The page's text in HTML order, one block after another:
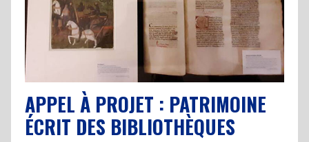
APPEL À PROJET : PATRIMOINE
ÉCRIT DES BIBLIOTHÈQUES